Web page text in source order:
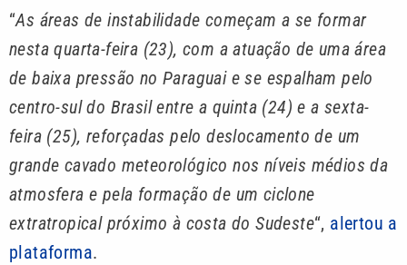
“As áreas de instabilidade começam a se formar
nesta quarta-feira (23), com a atuação de uma área
de baixa pressão no Paraguai e se espalham pelo
centro-sul do Brasil entre a quinta (24) e a sexta-
feira (25), reforçadas pelo deslocamento de um
grande cavado meteorológico nos níveis médios da
atmosfera e pela formação de um ciclone
extratropical próximo à costa do Sudeste“, alertou a
plataforma.